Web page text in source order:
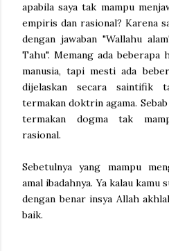
apabila saya tak mampu
empiris dan rasional? Karena
dengan jawaban "Wallahu
Tahu". Memang ada beberapa
manusia, tapi mesti ada
dijelaskan secara saintifik
termakan doktrin agama.
termakan dogma tak
rasional.
Sebetulnya yang mampu
amal ibadahnya. Ya kalau kamu
dengan benar insya Allah
baik.